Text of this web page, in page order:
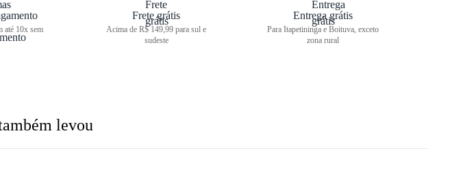
até 10x sem
Frete grátis
Acima de R$ 149,99 para sul e
sudeste
Entrega grátis
Para Itapetininga e Boituva, exceto
zona rural
levou